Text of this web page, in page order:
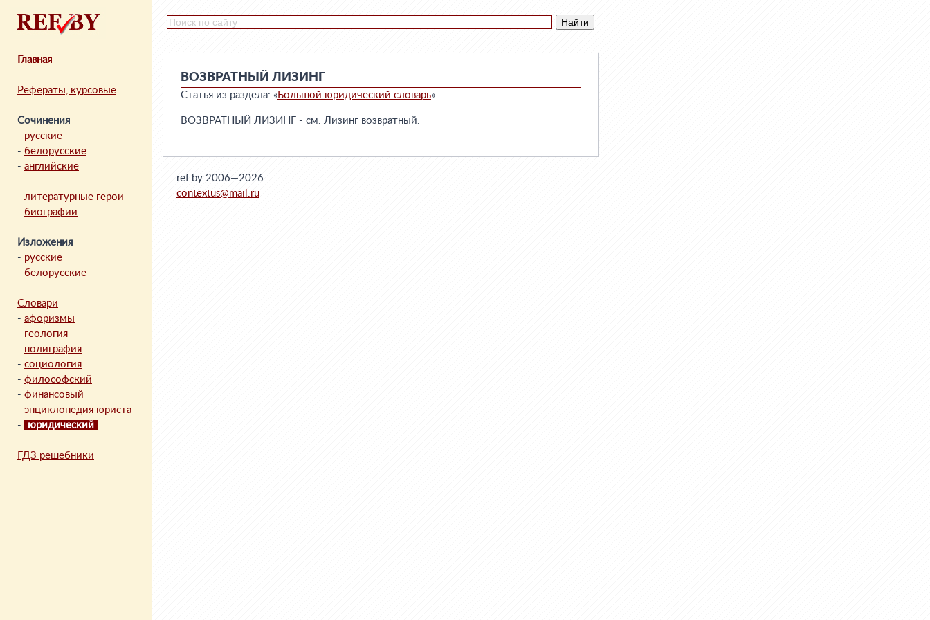
Главная
Рефераты, курсовые
Сочинения
- русские
- белорусские
- английские
- литературные герои
- биографии
Изложения
- русские
- белорусские
Словари
- афоризмы
- геология
- полиграфия
- социология
- философский
- финансовый
- энциклопедия юриста
-
юридический
ГДЗ решебники
ВОЗВРАТНЫЙ ЛИЗИНГ
Статья из раздела: «Большой юридический словарь»
ВОЗВРАТНЫЙ ЛИЗИНГ - см. Лизинг возвратный.
ref.by 2006—2026
contextus@mail.ru